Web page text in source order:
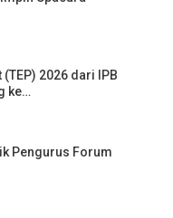
2026 dari IPB
ke…
Pengurus Forum